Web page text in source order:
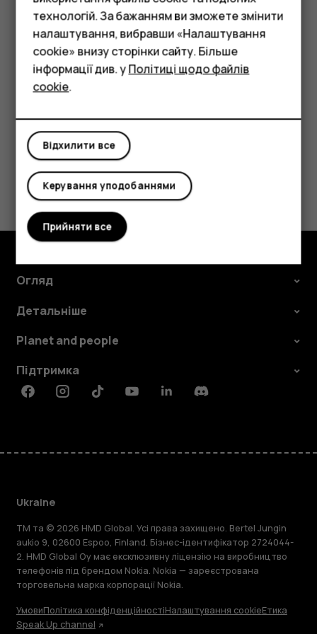
Смартфони
Фічерфони
Аксесуари
Планшети
Видалення зустрічі
Торкніться події.
Торкніться
>
Це було для вас корисним?
Так Ні
Огляд
Детальніше
Planet and people
Підтримка
FacebookInstagramTiktokYoutubeLinkedinDiscord
Ukraine
TM та © 2026 HMD Global. Усі права захищено. Bertel Jungin
aukio 9, 02600 Espoo, Finland. Бізнес-ідентифікатор 2724044-
2. HMD Global Oy має ексклюзивну ліцензію на виробництво
телефонів під брендом Nokia. Nokia — зареєстрована
торговельна марка корпорації Nokia.
УмовиПолітика конфіденційностіНалаштування cookieЕтика
Speak Up channel
технологій. За бажанням ви зможете змінити
налаштування, вибравши «Налаштування
cookie» внизу сторінки сайту. Більше
інформації див. уПолітиці щодо файлів
cookie.
Відхилити все
Керування уподобаннями
Прийняти все